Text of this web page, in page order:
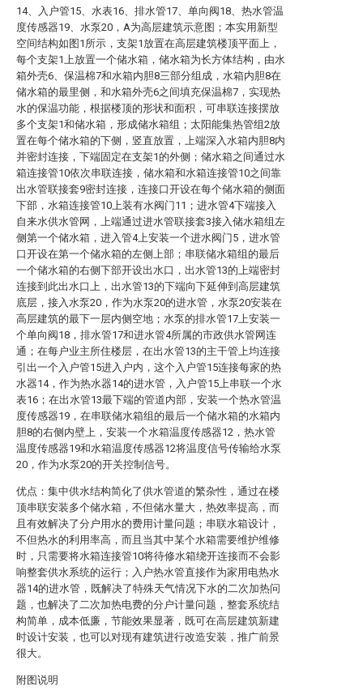
14、入户管15、水表16、排水管17、单向阀18、热水管温
度传感器19、水泵20，A为高层建筑示意图；本实用新型
空间结构如图1所示，支架1放置在高层建筑楼顶平面上，
每个支架1上放置一个储水箱，储水箱为长方体结构，由水
箱外壳6、保温棉7和水箱内胆8三部分组成，水箱内胆8在
储水箱的最里侧，和水箱外壳6之间填充保温棉7，实现热
水的保温功能，根据楼顶的形状和面积，可串联连接摆放
多个支架1和储水箱，形成储水箱组；太阳能集热管组2放
置在每个储水箱的下侧，竖直放置，上端深入水箱内胆8内
并密封连接，下端固定在支架1的外侧；储水箱之间通过水
箱连接管10依次串联连接，储水箱和水箱连接管10之间靠
出水管联接套9密封连接，连接口开设在每个储水箱的侧面
下部，水箱连接管10上装有水阀门11；进水管4下端接入
自来水供水管网，上端通过进水管联接套3接入储水箱组左
侧第一个储水箱，进入管4上安装一个进水阀门5，进水管
口开设在第一个储水箱的左侧上部；串联储水箱组的最后
一个储水箱的右侧下部开设出水口，出水管13的上端密封
连接到此出水口上，出水管13的下端向下延伸到高层建筑
底层，接入水泵20，作为水泵20的进水管，水泵20安装在
高层建筑的最下一层内侧空地；水泵的排水管17上安装一
个单向阀18，排水管17和进水管4所属的市政供水管网连
通；在每户业主所住楼层，在出水管13的主干管上均连接
引出一个入户管15进入户内，这个入户管15连接每家的热
水器14，作为热水器14的进水管，入户管15上串联一个水
表16；在出水管13最下端的管道内部，安装一个热水管温
度传感器19，在串联储水箱组的最后一个储水箱的水箱内
胆8的右侧内壁上，安装一个水箱温度传感器12，热水管
温度传感器19和水箱温度传感器12将温度信号传输给水泵
20，作为水泵20的开关控制信号。
优点：集中供水结构简化了供水管道的繁杂性，通过在楼
顶串联安装多个储水箱，不但储水量大，热效率提高，而
且有效解决了分户用水的费用计量问题；串联水箱设计，
不但热水的利用率高，而且当其中某个水箱需要维护维修
时，只需要将水箱连接管10将待修水箱绕开连接而不会影
响整套供水系统的运行；入户热水管直接作为家用电热水
器14的进水管，既解决了特殊天气情况下水的二次加热问
题，也解决了二次加热电费的分户计量问题，整套系统结
构简单，成本低廉，节能效果显著，既可在高层建筑新建
时设计安装，也可以对现有建筑进行改造安装，推广前景
很大。
附图说明